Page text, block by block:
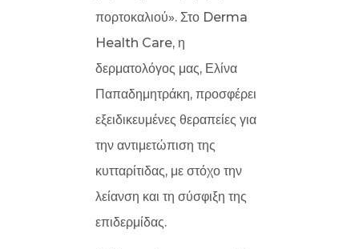
πορτοκαλιού». Στο Derma
Health Care, η
δερματολόγος μας, Ελίνα
Παπαδημητράκη, προσφέρει
εξειδικευμένες θεραπείες για
την αντιμετώπιση της
κυτταρίτιδας, με στόχο την
λείανση και τη σύσφιξη της
επιδερμίδας.